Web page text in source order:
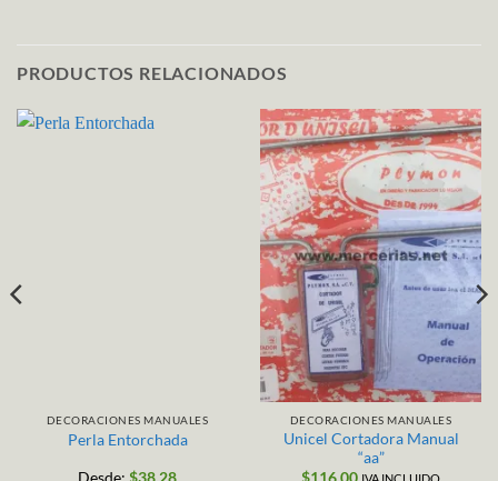
PRODUCTOS RELACIONADOS
DECORACIONES MANUALES
Perla Entorchada
DECORACIONES MANUALES
Unicel Cortadora Manual
“aa”